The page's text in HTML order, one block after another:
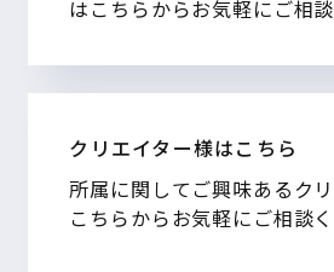
はこちらからお気軽にご相談
クリエイター様はこちら
所属に関してご興味あるク
こちらからお気軽にご相談く